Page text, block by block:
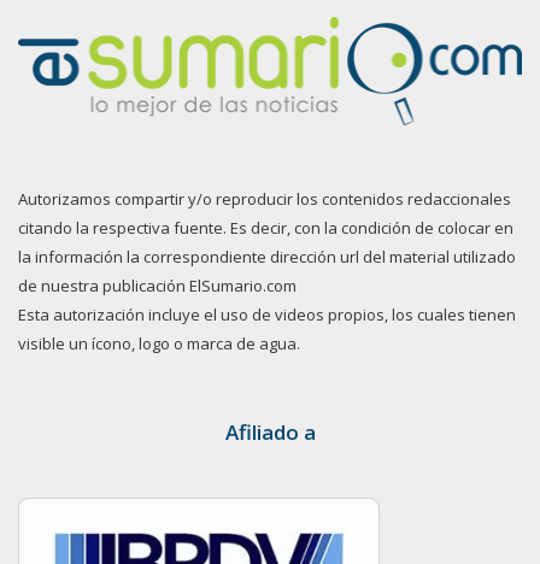
Autorizamos compartir y/o reproducir los contenidos redaccionales
citando la respectiva fuente. Es decir, con la condición de colocar en
la información la correspondiente dirección url del material utilizado
de nuestra publicación ElSumario.com
Esta autorización incluye el uso de videos propios, los cuales tienen
visible un ícono, logo o marca de agua.
Afiliado a